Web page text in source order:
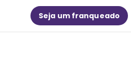
Seja um franqueado